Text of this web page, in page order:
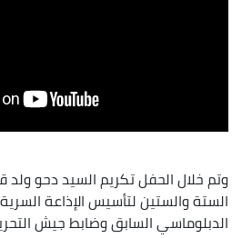
وتم خلال الحفل تكريم السيد دحو ولد
الستة والستين لتأسيس الإذاعة
الدبلوماسي السابق وضابط جيش